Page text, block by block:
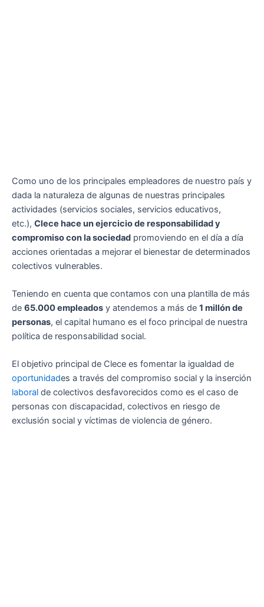
Como uno de los principales empleadores de nuestro país y
dada la naturaleza de algunas de nuestras principales
actividades (servicios sociales, servicios educativos,
etc.), Clece hace un ejercicio de responsabilidad y
compromiso con la sociedad promoviendo en el día a día
acciones orientadas a mejorar el bienestar de determinados
colectivos vulnerables.
Teniendo en cuenta que contamos con una plantilla de más
de 65.000 empleados y atendemos a más de 1 millón de
personas, el capital humano es el foco principal de nuestra
política de responsabilidad social.
El objetivo principal de Clece es fomentar la igualdad de
oportunidades a través del compromiso social y la inserción
laboral de colectivos desfavorecidos como es el caso de
personas con discapacidad, colectivos en riesgo de
exclusión social y víctimas de violencia de género.